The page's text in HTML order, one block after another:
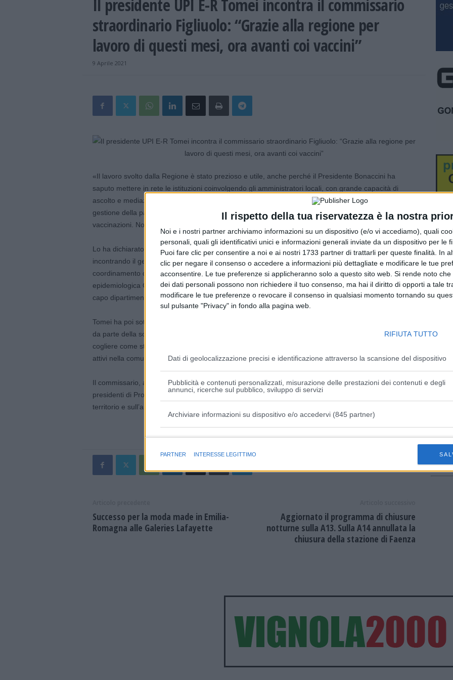
Il rispetto della tua riservatezza è la nostra
Noi e i nostri partner archiviamo informazioni su un dispositivo (e/o vi accediamo), quali
personali, quali gli identificativi unici e informazioni generali inviate da un dispositivo per le
Puoi fare clic per consentire a noi e ai nostri 1733 partner di trattarli per queste finalità. In
clic per negare il consenso o accedere a informazioni più dettagliate e modificare le tue
acconsentire. Le tue preferenze si applicheranno solo a questo sito web. Si rende noto
dei dati personali possono non richiedere il tuo consenso, ma hai il diritto di opporti a tale
modificare le tue preferenze o revocare il consenso in qualsiasi momento tornando su
sul pulsante "Privacy" in fondo alla pagina web.
RIFIUTA TUTTO
Dati di geolocalizzazione precisi e identificazione attraverso la scansione del dispositivo
Pubblicità e contenuti personalizzati, misurazione delle prestazioni dei contenuti e degli
annunci, ricerche sul pubblico, sviluppo di servizi
Archiviare informazioni su dispositivo e/o accedervi (845 partner)
Finalità e caratteristiche speciali
PARTNER INTERESSE LEGITTIMO
Il presidente UPI E-R Tomei incontra il commissario
straordinario Figliuolo: “Grazie alla regione per
lavoro di questi mesi, ora avanti coi vaccini”
9 Aprile 2021
«Il lavoro svolto dalla Regione è stato prezioso e utile, anche perché il Presidente Bonaccini ha
saputo mettere in rete le istituzioni coinvolgendo gli amministratori locali, con grande capacità di
ascolto e mediazione. Abbiamo sperimentato in questi mesi un vero e proprio “modello Emilia” per la
gestione della pandemia, e i risultati si vedono. Ora dobbiamo procedere con celerità con le
vaccinazioni. Noi siamo pronti a dare una mano!».
Lo ha dichiarato il presidente di UPI Emilia-Romagna Gian Domenico Tomei questa mattina,
incontrando il generale Francesco Paolo Figliuolo, commissario straordinario per l’attuazione e il
coordinamento delle misure occorrenti per il contenimento e contrasto dell’emergenza
epidemiologica COVID-19, in visita venerdì 9 aprile presso la Regione Emilia-Romagna, insieme al
capo dipartimento della Protezione civile Fabrizio Curcio.
Tomei ha poi sottolineato come «in una fase così delicata come quella che stiamo vivendo, l’impegno
da parte della società civile fa emergere una coesione sociale molto forte, che le istituzioni debbono
cogliere come stimolo per una sempre maggiore cooperazione tra chi amministra e chi esercita ruoli
attivi nella comunità».
Il commissario, alla presenza del Presidente della Regione Stefano Bonaccini, ha incontrato sindaci e
presidenti di Provincia per un momento di confronto sullo stato dell’emergenza sanitaria nel nostro
territorio e sull’andamento della campagna vaccinale.
Successo per la moda made in Emilia-
Romagna alle Galeries Lafayette
Aggiornato il programma di chiusure
notturne sulla A13. Sulla A14 annullata la
chiusura della stazione di Faenza